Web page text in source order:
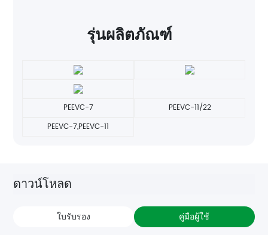
รุ่นผลิตภัณฑ์
PEEVC-7
PEEVC-11/22
PEEVC-7,PEEVC-11
ดาวน์โหลด
ใบรับรอง คู่มือผู้ใช้